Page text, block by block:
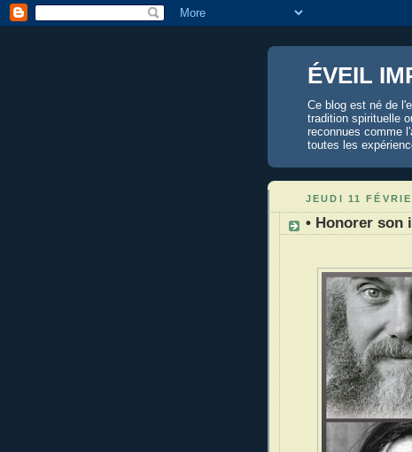
ÉVEIL
Ce blog est né de
tradition spirituelle
reconnues comme
toutes les
JEUDI 11
• Honorer son